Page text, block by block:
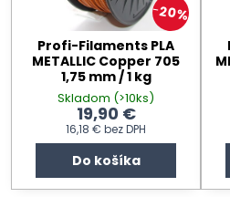
20%
Profi-Filaments PLA
METALLIC Copper 705
1,75 mm / 1 kg
Skladom (>10ks)
19,90 €
16,18 € bez DPH
Do košíka